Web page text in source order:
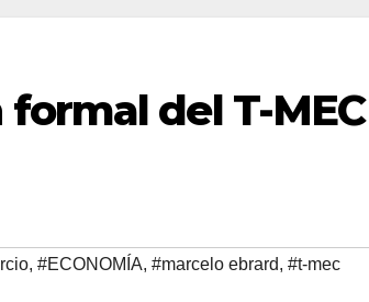
del T-MEC
, #ECONOMÍA, #marcelo ebrard, #t-mec